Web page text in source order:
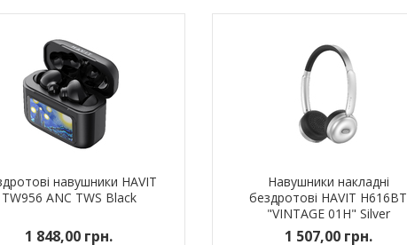
навушники HAVIT
TW956 ANC TWS Black
1 848,00 грн.
Навушники накладні
бездротові HAVIT H616BT
"VINTAGE 01H" Silver
1 507,00 грн.